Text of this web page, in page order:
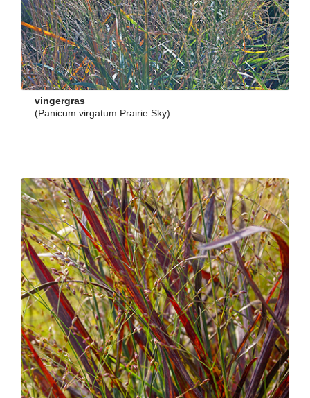
vingergras
(Panicum virgatum Prairie Sky)